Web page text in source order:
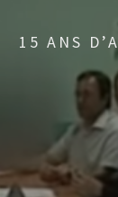
15 ANS